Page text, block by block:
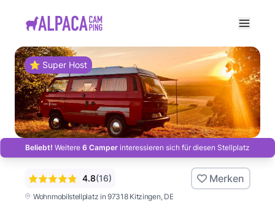
⭐ Super Host
Beliebt! Weitere 6 Camper interessieren sich für diesen Stellplatz
Wohnmobilstellplatz in 97318 Kitzingen, DE
4.8(16) Merken